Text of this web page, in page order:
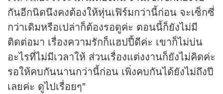
กันอีกนิดนึงคงต้องให้หุ่นเฟิร์มกว่านี้ก่อน จะเซ็กซี่
กว่าเดิมหรือเปล่าก็ต้องรอดูค่ะ ตอนนี้ก็ยังไม่มี
ติดต่อมา เรื่องความรักก็แฮปปี้ดีค่ะ เขาก็ไม่บ่น
อะไรที่ไม่มีเวลาให้ ส่วนเรื่องแต่งงานก็ยังไม่คิดค่ะ
รอให้คบกันนานกว่านี้ก่อน เพิ่งคบกันได้ยังไม่ถึงปี
เลยค่ะ ดูไปเรื่อยๆ"